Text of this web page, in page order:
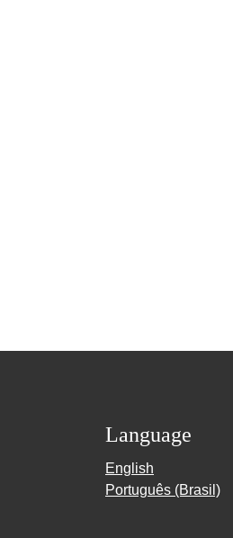
Language
English
Português (Brasil)